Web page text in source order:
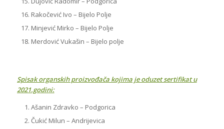
Rakočević Ivo – Bijelo Polje
Minjević Mirko – Bijelo Polje
Merdović Vukašin – Bijelo polje
Spisak organskih proizvođača kojima je oduzet sertifikat u
2021.godini:
Ašanin Zdravko – Podgorica
Čukić Milun – Andrijevica